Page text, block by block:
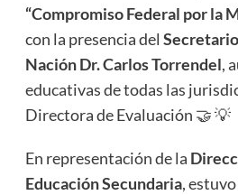
“Compromiso Federal por la
con la presencia del
Nación Dr. Carlos Torrendel,
educativas de todas las
Directora de Evaluación 🤝 💡
En representación de la
Educación Secundaria,